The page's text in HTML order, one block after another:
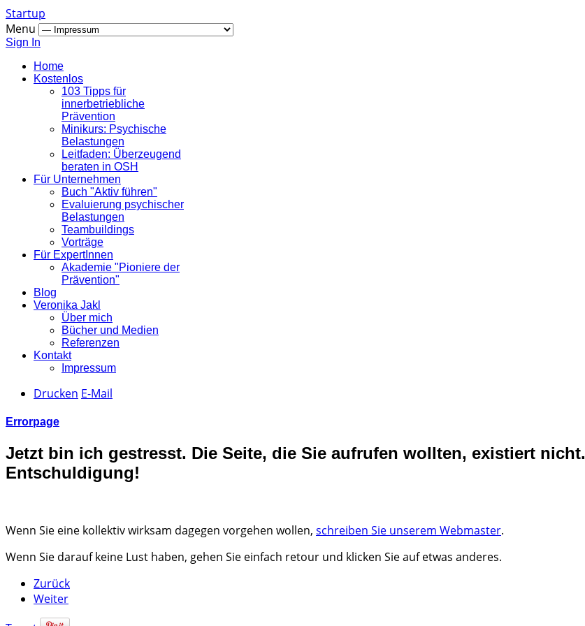
Startup
Menu
Sign In
Home
Kostenlos
103 Tipps für
innerbetriebliche
Prävention
Minikurs: Psychische
Belastungen
Leitfaden: Überzeugend
beraten in OSH
Für Unternehmen
Buch "Aktiv führen"
Evaluierung psychischer
Belastungen
Teambuildings
Vorträge
Für ExpertInnen
Akademie "Pioniere der
Prävention"
Blog
Veronika Jakl
Über mich
Bücher und Medien
Referenzen
Kontakt
Impressum
Drucken E-Mail
Errorpage
Jetzt bin ich gestresst. Die Seite, die Sie aufrufen wollten, existiert nicht.
Entschuldigung!
Wenn Sie eine kollektiv wirksam dagegen vorgehen wollen, schreiben Sie unserem Webmaster.
Wenn Sie darauf keine Lust haben, gehen Sie einfach retour und klicken Sie auf etwas anderes.
Zurück
Weiter